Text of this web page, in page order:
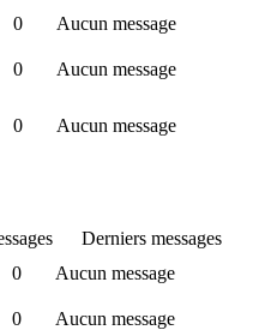
0
Aucun message
0
Aucun message
0 Aucun message
Derniers messages
0
Aucun message
0
Aucun message